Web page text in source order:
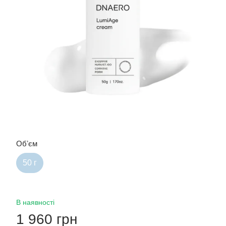
Обʼєм
50 г
В наявності
1 960 грн